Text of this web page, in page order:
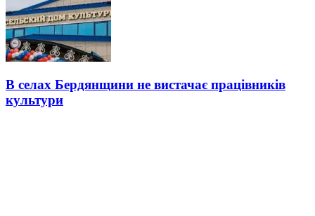
В селах Бердянщини не вистачає працівників
культури